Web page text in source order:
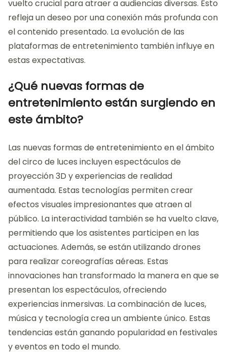
¿Cómo están cambiando las
expectativas del público?
Las expectativas del público están cambiando hacia
experiencias más inmersivas y tecnológicas. Los
asistentes buscan espectáculos que integren
efectos visuales impactantes y elementos
interactivos. La tecnología, como la realidad
la forma en que se presentan los eventos. Estudios
recientes indican que el 75% del público prefiere
experiencias que involucren innovación tecnológica.
Además, la personalización de las experiencias se ha
vuelto crucial para atraer a audiencias diversas. Esto
refleja un deseo por una conexión más profunda con
el contenido presentado. La evolución de las
plataformas de entretenimiento también influye en
estas expectativas.
¿Qué nuevas formas de
entretenimiento están surgiendo en
este ámbito?